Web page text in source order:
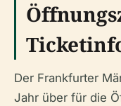
Der Frankfurter
Jahr über für die